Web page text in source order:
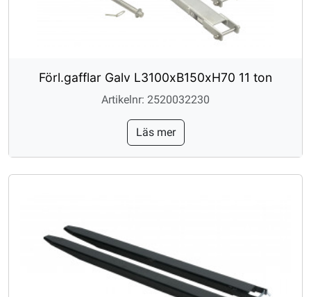
Förl.gafflar Galv L3100xB150xH70 11 ton
Artikelnr: 2520032230
Läs mer